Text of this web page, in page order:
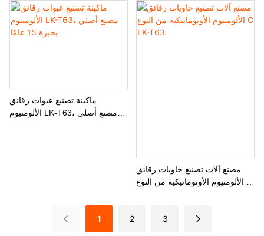
طاقة إنتاجية 12000 قطعة/ساعة،
سهل التشغيل
ماكينة تصنيع عبوات رقائق
الألومنيوم LK-T63، مصنع أصلي
مصنع آلات تصنيع حاويات رقائق
الألومنيوم الأوتوماتيكية من النوع C
1 2 3